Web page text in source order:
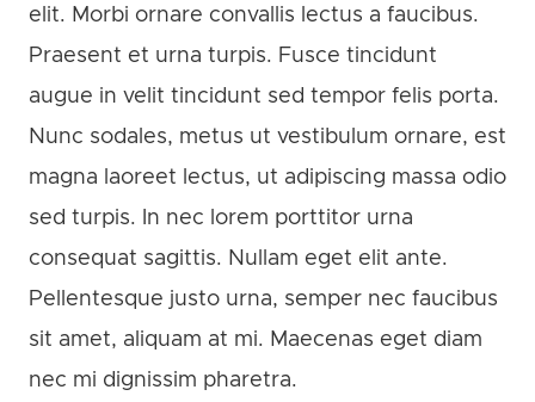
elit. Morbi ornare convallis lectus a faucibus.
Praesent et urna turpis. Fusce tincidunt
augue in velit tincidunt sed tempor felis porta.
Nunc sodales, metus ut vestibulum ornare, est
magna laoreet lectus, ut adipiscing massa odio
sed turpis. In nec lorem porttitor urna
consequat sagittis. Nullam eget elit ante.
Pellentesque justo urna, semper nec faucibus
sit amet, aliquam at mi. Maecenas eget diam
nec mi dignissim pharetra.